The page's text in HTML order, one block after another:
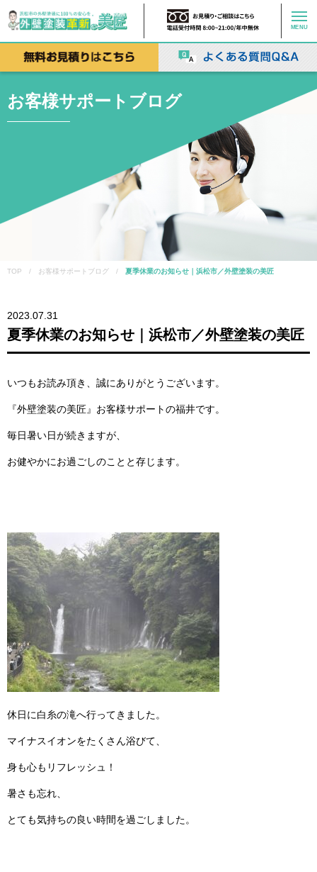
MENU
お客様サポートブログ
TOP / お客様サポートブログ / 夏季休業のお知らせ｜浜松市／外壁塗装の美匠
2023.07.31
夏季休業のお知らせ｜浜松市／外壁塗装の美匠
いつもお読み頂き、誠にありがとうございます。
『外壁塗装の美匠』お客様サポートの福井です。
毎日暑い日が続きますが、
お健やかにお過ごしのことと存じます。
休日に白糸の滝へ行ってきました。
マイナスイオンをたくさん浴びて、
身も心もリフレッシュ！
暑さも忘れ、
とても気持ちの良い時間を過ごしました。